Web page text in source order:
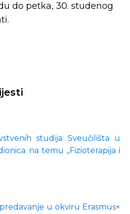
do petka, 30. studenog
studija Sveučilišta u
na temu „Fizioterapija i
u okviru Erasmus+